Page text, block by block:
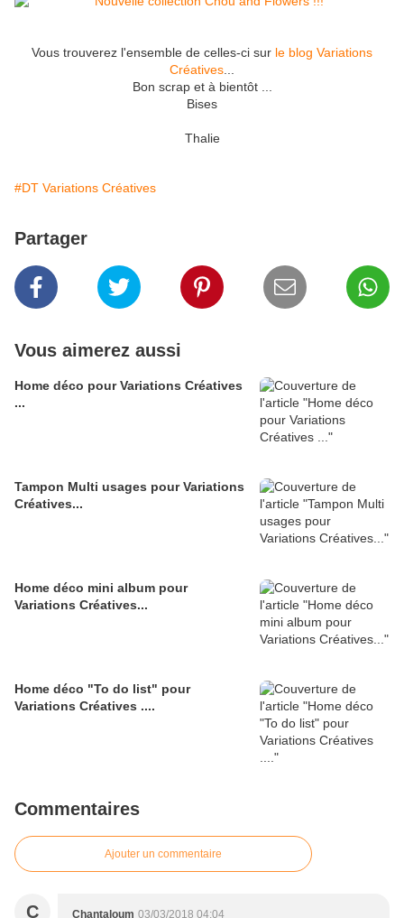
Vous trouverez l'ensemble de celles-ci sur le blog Variations
Créatives
Bon scrap et à bientôt ...
Bises
Thalie
#DT Variations Créatives
Partager
Vous aimerez aussi
Home déco pour Variations Créatives
...
Tampon Multi usages pour Variations
Créatives...
Home déco mini album pour
Variations Créatives...
Home déco "To do list" pour
Variations Créatives ....
Commentaires
Ajouter un commentaire
C Chantaloum 03/03/2018 04:04